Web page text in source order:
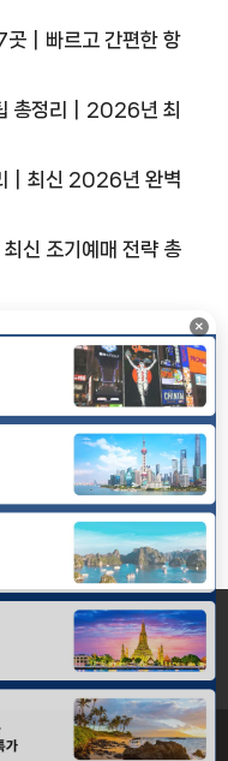
×
｜빠르고 간편한 항
총정리｜2026년 최
｜최신 2026년 완벽
신 조기예매 전략 총